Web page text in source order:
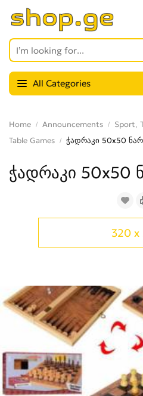
All Categories
Home Announcements
Sport,
Table Games
ჭადრაკი 50x50
ჭადრაკი 50x50
320 x